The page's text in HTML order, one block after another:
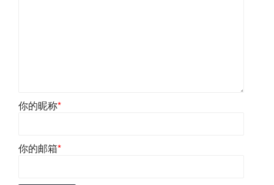
你的昵称*
你的邮箱*